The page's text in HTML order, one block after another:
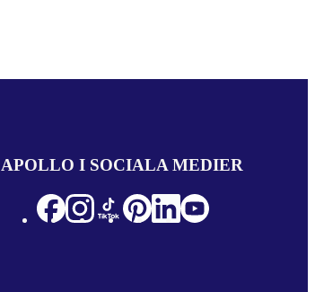
APOLLO I SOCIALA MEDIER